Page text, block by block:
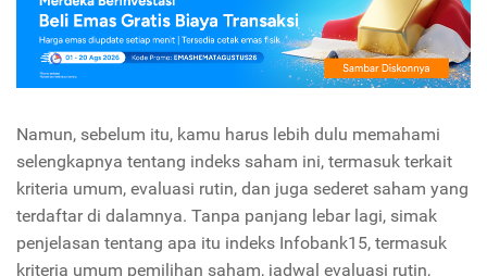
Namun, sebelum itu, kamu harus lebih dulu memahami
selengkapnya tentang indeks saham ini, termasuk terkait
kriteria umum, evaluasi rutin, dan juga sederet saham yang
terdaftar di dalamnya. Tanpa panjang lebar lagi, simak
penjelasan tentang apa itu indeks Infobank15, termasuk
kriteria umum pemilihan saham, jadwal evaluasi rutin,